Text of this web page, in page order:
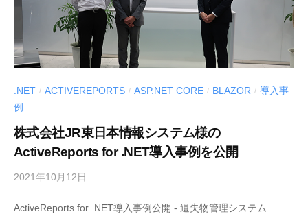
v
.NET / ACTIVEREPORTS / ASP.NET CORE / BLAZOR / 導入事
例
株式会社JR東日本情報システム様の
ActiveReports for .NET導入事例を公開
2021年10月12日
M
ActiveReports for .NET導入事例公開 - 遺失物管理システム